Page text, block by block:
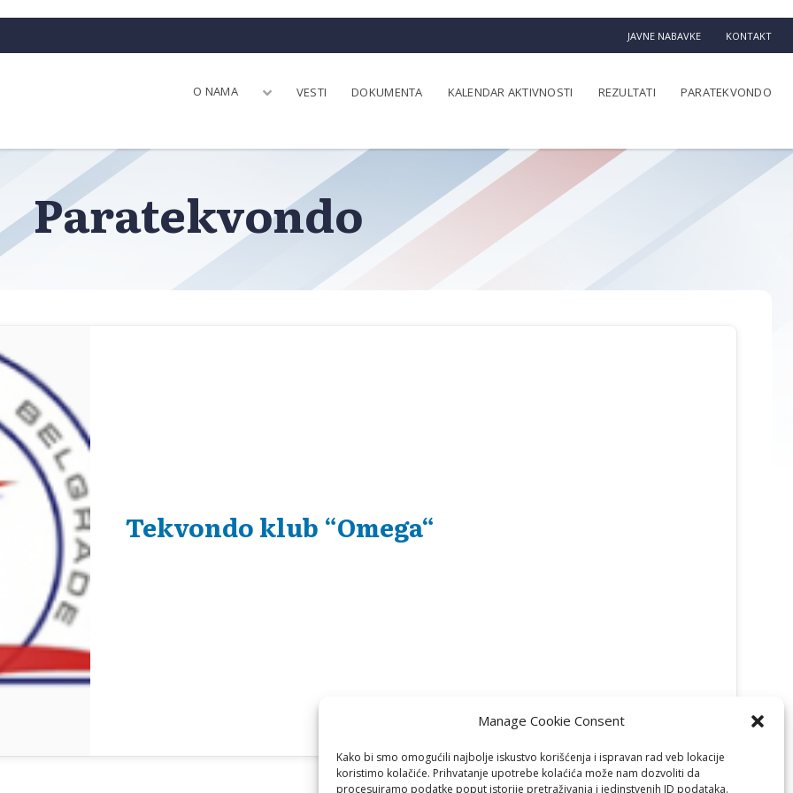
Manage Cookie Consent
Kako bi smo omogućili najbolje iskustvo korišćenja i ispravan rad veb lokacije
koristimo kolačiće. Prihvatanje upotrebe kolaćića može nam dozvoliti da
procesuiramo podatke poput istorije pretraživanja i jedinstvenih ID podataka.
JAVNE NABAVKE KONTAKT
O NAMA VESTI DOKUMENTA KALENDAR AKTIVNOSTI REZULTATI PARATEKVONDO
Paratekvondo
Tekvondo klub “Omega“